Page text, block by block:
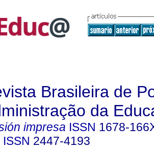
Brasileira de
da
impresa ISSN 1678-
ISSN 2447-4193